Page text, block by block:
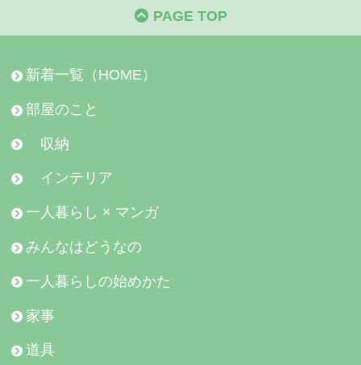
PAGE TOP
新着一覧（HOME）
部屋のこと
収納
インテリア
一人暮らし × マンガ
みんなはどうなの
一人暮らしの始めかた
家事
道具